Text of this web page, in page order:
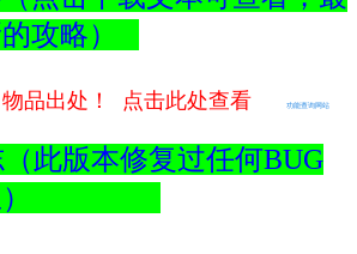
攻略）
品出处！ 点击此处查看
功能查询网站
此版本修复过任何BUG
这里）